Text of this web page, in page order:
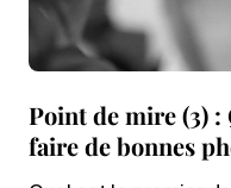
Point de mire (3)
faire de bonnes